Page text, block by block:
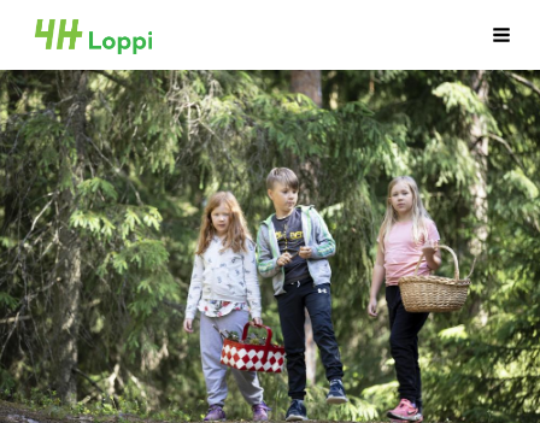
Siirry
sivun
sisältöön
Lopen 4H-yhdistys